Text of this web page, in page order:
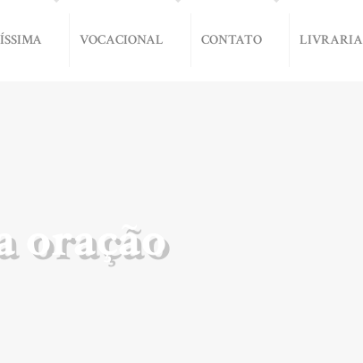
VOCACIONAL CONTATO LIVRARIA
oração